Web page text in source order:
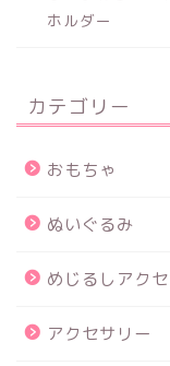
ホルダー
カテゴリー
おもちゃ
ぬいぐるみ
めじるしアク
アクセサリー